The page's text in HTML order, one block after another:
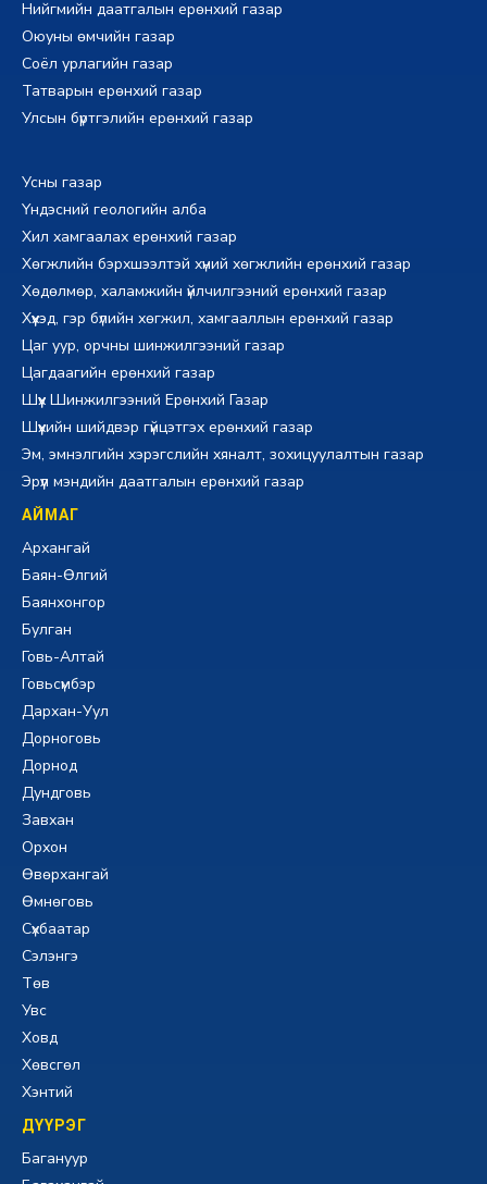
Нийгмийн даатгалын ерөнхий газар
Оюуны өмчийн газар
Соёл урлагийн газар
Татварын ерөнхий газар
Улсын бүртгэлийн ерөнхий газар
Усны газар
Үндэсний геологийн алба
Хил хамгаалах ерөнхий газар
Хөгжлийн бэрхшээлтэй хүний хөгжлийн ерөнхий газар
Хөдөлмөр, халамжийн үйлчилгээний ерөнхий газар
Хүүхэд, гэр бүлийн хөгжил, хамгааллын ерөнхий газар
Цаг уур, орчны шинжилгээний газар
Цагдаагийн ерөнхий газар
Шүүх Шинжилгээний Ерөнхий Газар
Шүүхийн шийдвэр гүйцэтгэх ерөнхий газар
Эм, эмнэлгийн хэрэгслийн хяналт, зохицуулалтын газар
Эрүүл мэндийн даатгалын ерөнхий газар
АЙМАГ
Архангай
Баян-Өлгий
Баянхонгор
Булган
Говь-Алтай
Говьсүмбэр
Дархан-Уул
Дорноговь
Дорнод
Дундговь
Завхан
Орхон
Өвөрхангай
Өмнөговь
Сүхбаатар
Сэлэнгэ
Төв
Увс
Ховд
Хөвсгөл
Хэнтий
ДҮҮРЭГ
Багануур